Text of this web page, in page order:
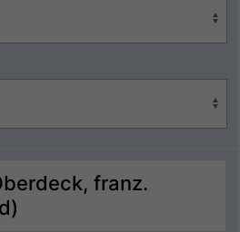
franz.